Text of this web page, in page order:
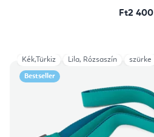
Ft2 400
Bestseller
Kék,Türkiz Lila, Rózsaszín szürke